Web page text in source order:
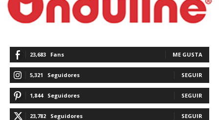
23,683 Fans ME GUSTA
5,321 Seguidores SEGUIR
1,844 Seguidores SEGUIR
23,782 Seguidores SEGUIR